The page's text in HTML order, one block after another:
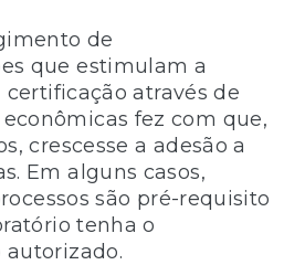
de
que estimulam a
através de
fez com que,
crescesse a adesão a
Em alguns casos,
são pré-requisito
tenha o